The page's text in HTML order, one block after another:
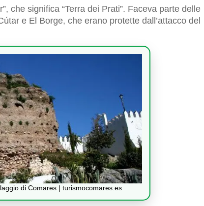
che significa “Terra dei Prati”. Faceva parte delle
e El Borge, che erano protette dall’attacco del
di Comares | turismocomares.es